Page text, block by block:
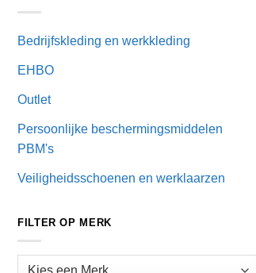
Bedrijfskleding en werkkleding
EHBO
Outlet
Persoonlijke beschermingsmiddelen
PBM's
Veiligheidsschoenen en werklaarzen
FILTER OP MERK